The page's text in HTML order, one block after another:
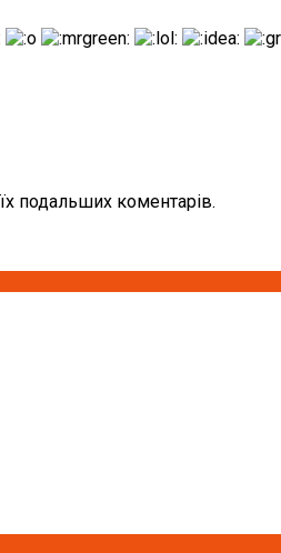
подальших коментарів.